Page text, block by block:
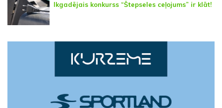
Ikgadējais konkurss “Štepseles ceļojums” ir klāt!